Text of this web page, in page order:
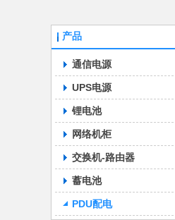
产品
通信电源
UPS电源
锂电池
网络机柜
交换机-路由器
蓄电池
PDU配电